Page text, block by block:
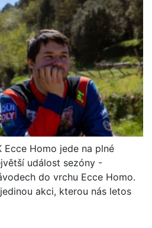
Ecce Homo jede na plné
událost sezóny -
do vrchu Ecce Homo.
akci, kterou nás letos